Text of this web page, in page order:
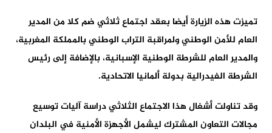
تميزت هذه الزيارة أيضا بعقد اجتماع ثلاثي ضم كلا من المدير
العام للأمن الوطني ولمراقبة التراب الوطني بالمملكة المغربية،
والمدير العام للشرطة الوطنية الإسبانية، بالإضافة إلى رئيس
الشرطة الفيدرالية بدولة ألمانيا الاتحادية.
وقد تناولت أشغال هذا الاجتماع الثلاثي دراسة آليات توسيع
مجالات التعاون المشترك ليشمل الأجهزة الأمنية في البلدان